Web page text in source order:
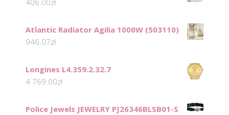
406.00zł
Atlantic Radiator Agilia 1000W (503110)
946.07zł
Longines L4.359.2.32.7
4 769.00zł
Police Jewels JEWELRY PJ26346BLSB01-S